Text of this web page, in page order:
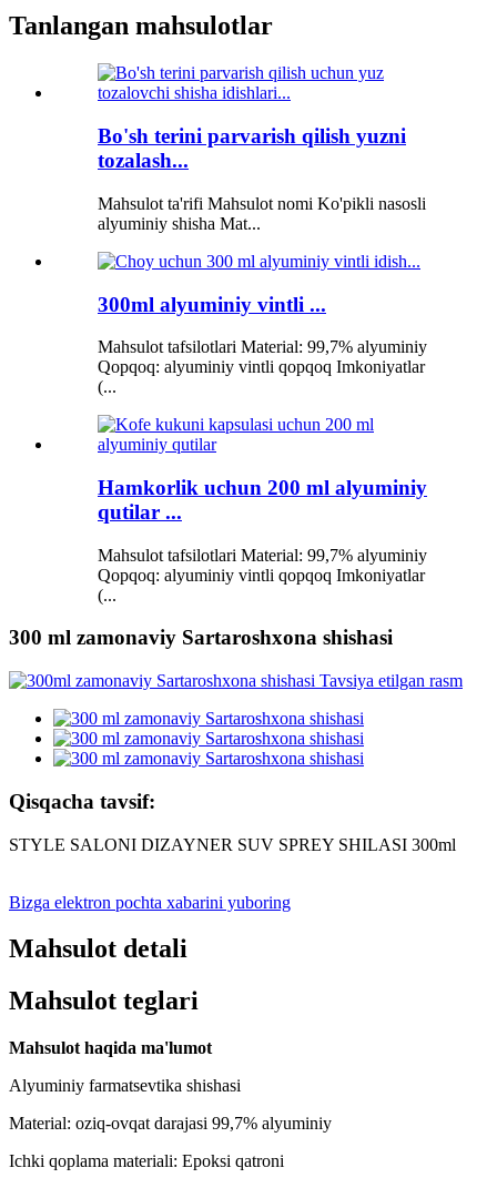
Tanlangan mahsulotlar
Bo'sh terini parvarish qilish yuzni
tozalash...
Mahsulot ta'rifi Mahsulot nomi Ko'pikli nasosli
alyuminiy shisha Mat...
300ml alyuminiy vintli ...
Mahsulot tafsilotlari Material: 99,7% alyuminiy
Qopqoq: alyuminiy vintli qopqoq Imkoniyatlar
(...
Hamkorlik uchun 200 ml alyuminiy
qutilar ...
Mahsulot tafsilotlari Material: 99,7% alyuminiy
Qopqoq: alyuminiy vintli qopqoq Imkoniyatlar
(...
300 ml zamonaviy Sartaroshxona shishasi
Qisqacha tavsif:
STYLE SALONI DIZAYNER SUV SPREY SHILASI 300ml
Bizga elektron pochta xabarini yuboring
Mahsulot detali
Mahsulot teglari
Mahsulot haqida ma'lumot
Alyuminiy farmatsevtika shishasi
Material: oziq-ovqat darajasi 99,7% alyuminiy
Ichki qoplama materiali: Epoksi qatroni